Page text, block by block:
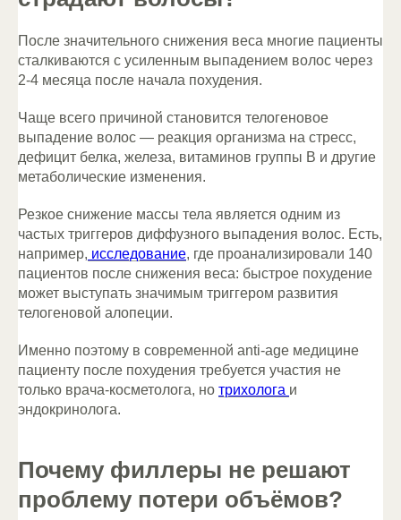
После значительного снижения веса многие пациенты
сталкиваются с усиленным выпадением волос через
2-4 месяца после начала похудения.
Чаще всего причиной становится телогеновое
выпадение волос — реакция организма на стресс,
дефицит белка, железа, витаминов группы В и другие
метаболические изменения.
Резкое снижение массы тела является одним из
частых триггеров диффузного выпадения волос. Есть,
например, исследование, где проанализировали 140
пациентов после снижения веса: быстрое похудение
может выступать значимым триггером развития
телогеновой алопеции.
Именно поэтому в современной anti-age медицине
пациенту после похудения требуется участия не
только врача-косметолога, но трихолога и
эндокринолога.
Почему филлеры не решают
проблему потери объёмов?